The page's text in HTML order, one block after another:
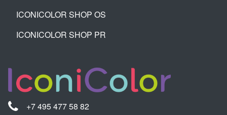
ICONICOLOR SHOP OS
ICONICOLOR SHOP PR
+7 495 477 58 82